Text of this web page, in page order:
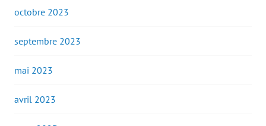
octobre 2023
septembre 2023
mai 2023
avril 2023